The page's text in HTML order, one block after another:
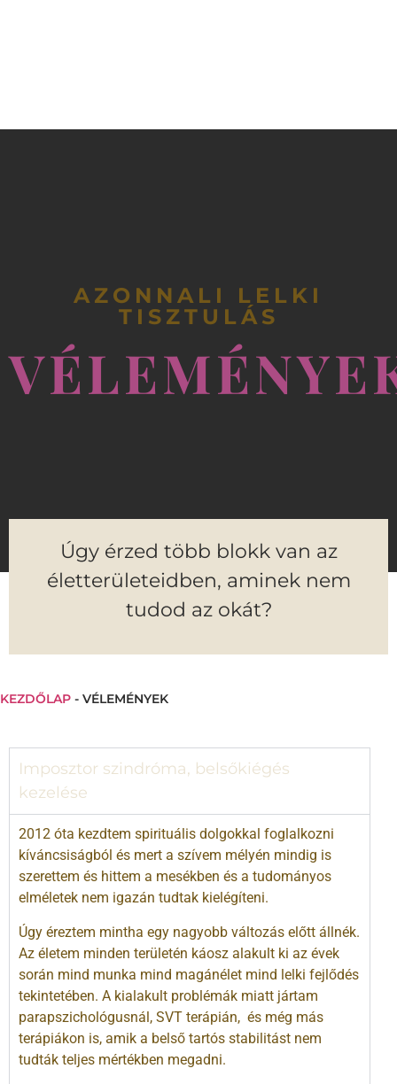
AZONNALI LELKI
TISZTULÁS
Úgy érzed több blokk van az
életterületeidben, aminek nem
tudod az okát?
KEZDŐLAP - VÉLEMÉNYEK
Imposztor szindróma, belsőkiégés
kezelése
2012 óta kezdtem spirituális dolgokkal foglalkozni
kíváncsiságból és mert a szívem mélyén mindig is
szerettem és hittem a mesékben és a tudományos
elméletek nem igazán tudtak kielégíteni.
Úgy éreztem mintha egy nagyobb változás előtt állnék.
Az életem minden területén káosz alakult ki az évek
során mind munka mind magánélet mind lelki fejlődés
tekintetében. A kialakult problémák miatt jártam
parapszichológusnál, SVT terápián, és még más
terápiákon is, amik a belső tartós stabilitást nem
tudták teljes mértékben megadni.